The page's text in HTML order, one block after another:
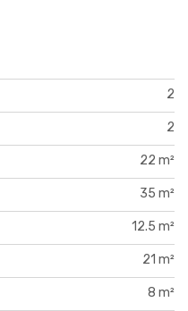
2
2
22 m²
35 m²
12.5 m²
21 m²
8 m²